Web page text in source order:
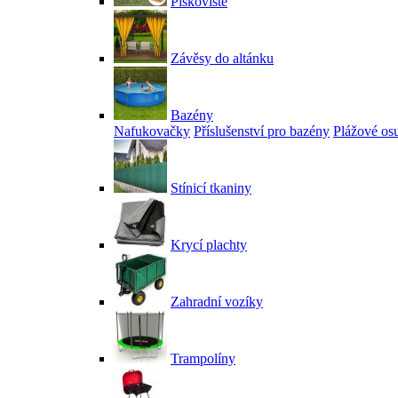
Závěsy do altánku
Bazény
Nafukovačky Příslušenství pro bazény Plážové
Stínicí tkaniny
Krycí plachty
Zahradní vozíky
Trampolíny